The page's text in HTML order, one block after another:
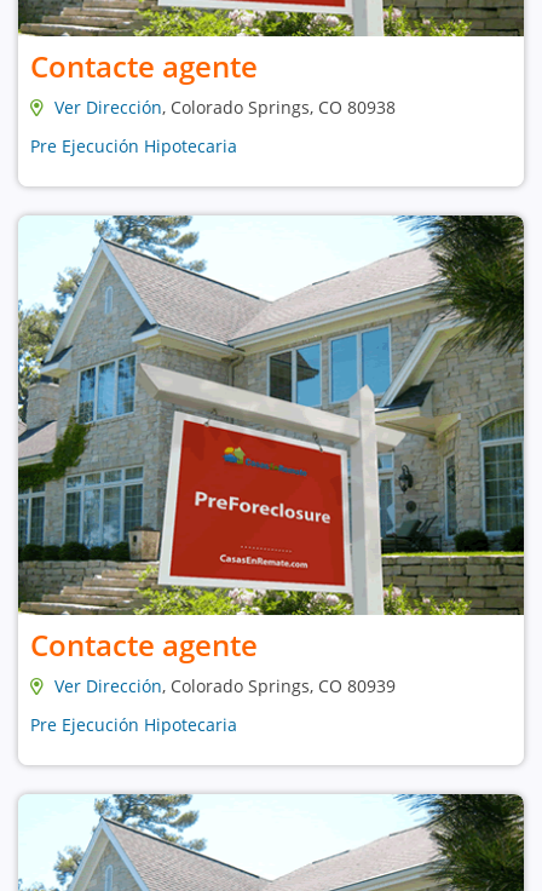
Contacte agente
Ver Dirección, Colorado Springs, CO 80938
Pre Ejecución Hipotecaria
Contacte agente
Ver Dirección, Colorado Springs, CO 80939
Pre Ejecución Hipotecaria